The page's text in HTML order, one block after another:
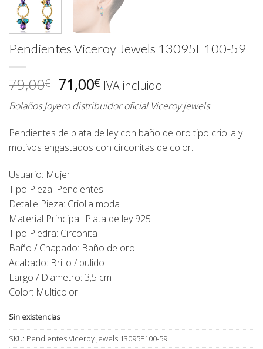
Pendientes Viceroy Jewels 13095E100-59
79,00€ El
precio
original
era:
79,00€.
71,00€El
precio
actual
es:
71,00€.
IVA incluido
Bolaños Joyero distribuidor oficial Viceroy jewels
Pendientes de plata de ley con baño de oro tipo criolla y
motivos engastados con circonitas de color.
Usuario: Mujer
Tipo Pieza: Pendientes
Detalle Pieza: Criolla moda
Material Principal: Plata de ley 925
Tipo Piedra: Circonita
Baño / Chapado: Baño de oro
Acabado: Brillo / pulido
Largo / Diametro: 3,5 cm
Color: Multicolor
Sin existencias
SKU: Pendientes Viceroy Jewels 13095E100-59